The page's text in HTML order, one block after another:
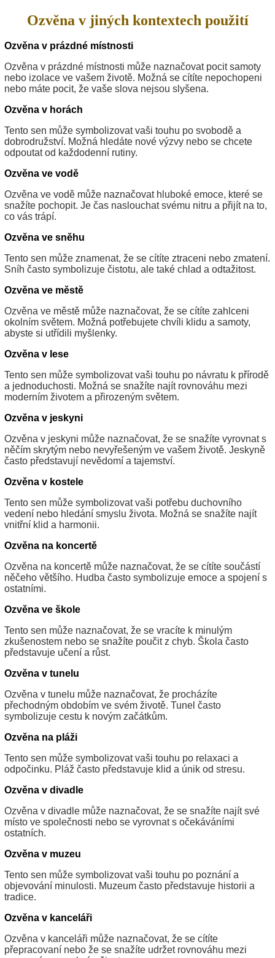
Ozvěna v jiných kontextech použití
Ozvěna v prázdné místnosti
Ozvěna v prázdné místnosti může naznačovat pocit samoty
nebo izolace ve vašem životě. Možná se cítíte nepochopeni
nebo máte pocit, že vaše slova nejsou slyšena.
Ozvěna v horách
Tento sen může symbolizovat vaši touhu po svobodě a
dobrodružství. Možná hledáte nové výzvy nebo se chcete
odpoutat od každodenní rutiny.
Ozvěna ve vodě
Ozvěna ve vodě může naznačovat hluboké emoce, které se
snažíte pochopit. Je čas naslouchat svému nitru a přijít na to,
co vás trápí.
Ozvěna ve sněhu
Tento sen může znamenat, že se cítíte ztraceni nebo zmatení.
Sníh často symbolizuje čistotu, ale také chlad a odtažitost.
Ozvěna ve městě
Ozvěna ve městě může naznačovat, že se cítíte zahlceni
okolním světem. Možná potřebujete chvíli klidu a samoty,
abyste si utřídili myšlenky.
Ozvěna v lese
Tento sen může symbolizovat vaši touhu po návratu k přírodě
a jednoduchosti. Možná se snažíte najít rovnováhu mezi
moderním životem a přirozeným světem.
Ozvěna v jeskyni
Ozvěna v jeskyni může naznačovat, že se snažíte vyrovnat s
něčím skrytým nebo nevyřešeným ve vašem životě. Jeskyně
často představují nevědomí a tajemství.
Ozvěna v kostele
Tento sen může symbolizovat vaši potřebu duchovního
vedení nebo hledání smyslu života. Možná se snažíte najít
vnitřní klid a harmonii.
Ozvěna na koncertě
Ozvěna na koncertě může naznačovat, že se cítíte součástí
něčeho většího. Hudba často symbolizuje emoce a spojení s
ostatními.
Ozvěna ve škole
Tento sen může naznačovat, že se vracíte k minulým
zkušenostem nebo se snažíte poučit z chyb. Škola často
představuje učení a růst.
Ozvěna v tunelu
Ozvěna v tunelu může naznačovat, že procházíte
přechodným obdobím ve svém životě. Tunel často
symbolizuje cestu k novým začátkům.
Ozvěna na pláži
Tento sen může symbolizovat vaši touhu po relaxaci a
odpočinku. Pláž často představuje klid a únik od stresu.
Ozvěna v divadle
Ozvěna v divadle může naznačovat, že se snažíte najít své
místo ve společnosti nebo se vyrovnat s očekáváními
ostatních.
Ozvěna v muzeu
Tento sen může symbolizovat vaši touhu po poznání a
objevování minulosti. Muzeum často představuje historii a
tradice.
Ozvěna v kanceláři
Ozvěna v kanceláři může naznačovat, že se cítíte
přepracovaní nebo že se snažíte udržet rovnováhu mezi